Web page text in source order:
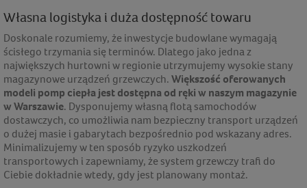
Własna logistyka i duża dostępność towaru
Doskonale rozumiemy, że inwestycje budowlane wymagają
ścisłego trzymania się terminów. Dlatego jako jedna z
największych hurtowni w regionie utrzymujemy wysokie stany
magazynowe urządzeń grzewczych.Większość oferowanych
modeli pomp ciepła jest dostępna od ręki w naszym magazynie
w Warszawie. Dysponujemy własną flotą samochodów
dostawczych, co umożliwia nam bezpieczny transport urządzeń
o dużej masie i gabarytach bezpośrednio pod wskazany adres.
Minimalizujemy w ten sposób ryzyko uszkodzeń
transportowych i zapewniamy, że system grzewczy trafi do
Ciebie dokładnie wtedy, gdy jest planowany montaż.